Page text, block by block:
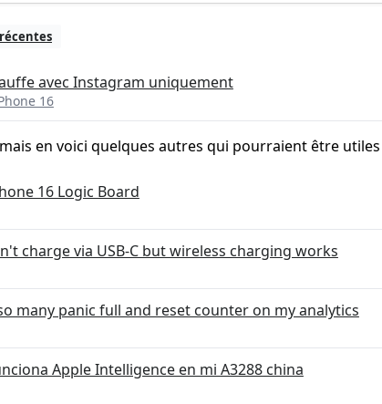
avec Instagram uniquement
16
en voici quelques autres qui pourraient être utiles
16 Logic Board
charge via USB-C but wireless charging works
many panic full and reset counter on my analytics
Apple Intelligence en mi A3288 china